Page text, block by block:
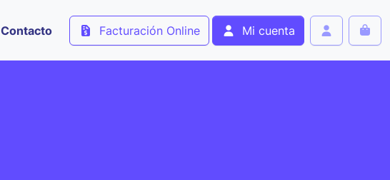
Contacto Facturación Online
Mi cuenta
Account
Cart